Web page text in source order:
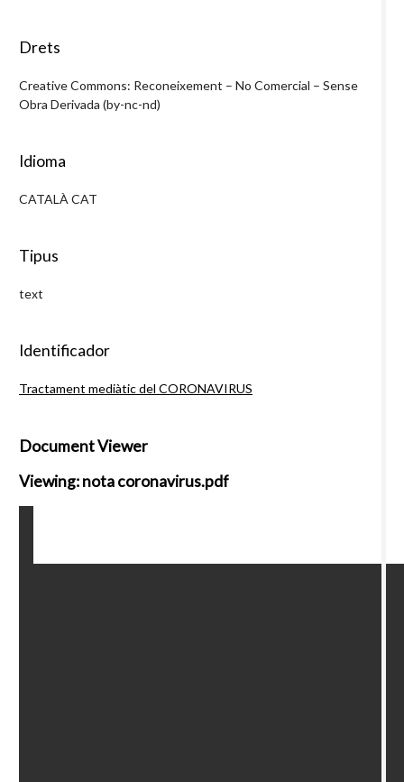
Drets
Creative Commons: Reconeixement – No Comercial – Sense
Obra Derivada (by-nc-nd)
Idioma
CATALÀ CAT
Tipus
text
Identificador
Tractament mediàtic del CORONAVIRUS
Document Viewer
Viewing: nota coronavirus.pdf